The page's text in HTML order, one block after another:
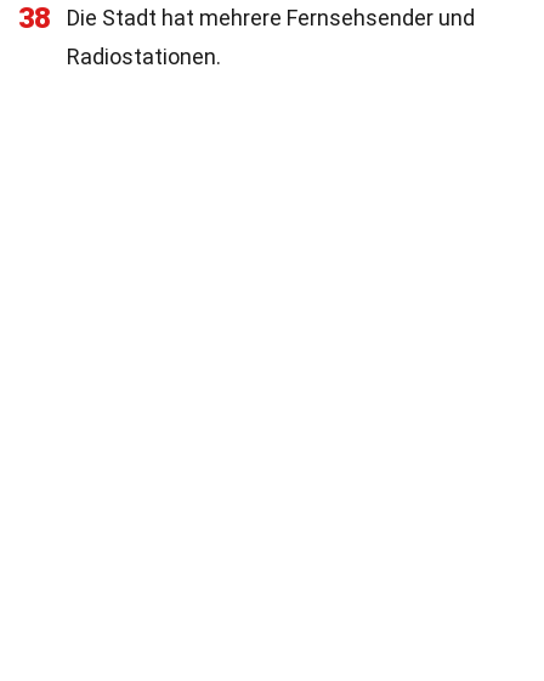
38
Die Stadt hat mehrere Fernsehsender und
Radiostationen.